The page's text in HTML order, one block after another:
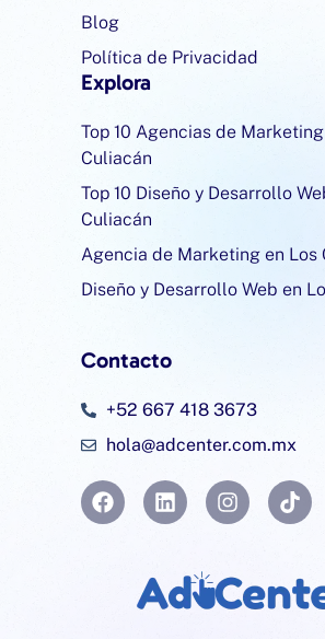
Blog
Política de Privacidad
Explora
Top 10 Agencias de
Culiacán
Top 10 Diseño y Desarrollo
Culiacán
Agencia de Marketing en Los
Diseño y Desarrollo Web en
Contacto
+52 667 418 3673
hola@adcenter.com.mx